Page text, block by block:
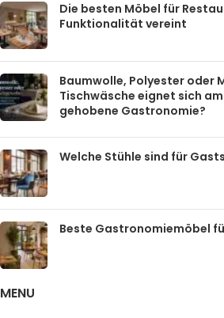
Die besten Möbel für
Funktionalität vereint
Baumwolle, Polyester oder
Tischwäsche eignet sich
gehobene Gastronomie?
Welche Stühle sind für
Beste Gastronomiemöbel
MENU